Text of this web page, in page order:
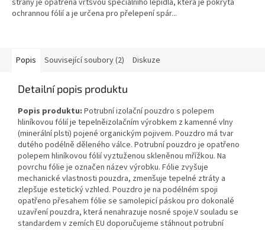
strany je opatřena vrtsvou speciálního lepidla, která je pokryta
ochrannou fólií a je určena pro přelepení spár...
Popis Související soubory (2) Diskuze
Detailní popis produktu
Popis produktu: Potrubní izolační pouzdro s polepem
hliníkovou fólií je tepelněizolačním výrobkem z kamenné vlny
(minerální plsti) pojené organickým pojivem. Pouzdro má tvar
dutého podélně děleného válce. Potrubní pouzdro je opatřeno
polepem hliníkovou fólií vyztuženou skleněnou mřížkou. Na
povrchu fólie je označen název výrobku. Fólie zvyšuje
mechanické vlastnosti pouzdra, zmenšuje tepelné ztráty a
zlepšuje estetický vzhled. Pouzdro je na podélném spoji
opatřeno přesahem fólie se samolepicí páskou pro dokonalé
uzavření pouzdra, která nenahrazuje nosné spoje.V souladu se
standardem v zemích EU doporučujeme stáhnout potrubní